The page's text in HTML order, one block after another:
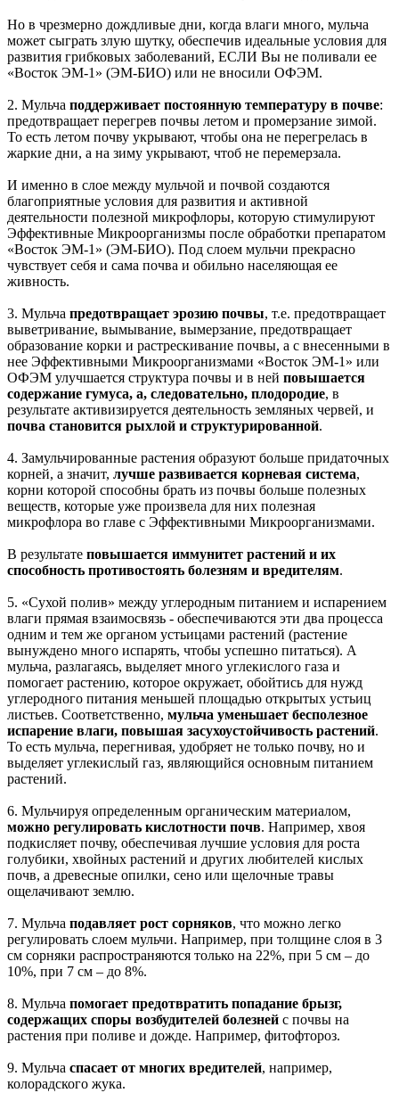
Но в чрезмерно дождливые дни, когда влаги много, мульча
может сыграть злую шутку, обеспечив идеальные условия для
развития грибковых заболеваний, ЕСЛИ Вы не поливали ее
«Восток ЭМ-1» (ЭМ-БИО) или не вносили ОФЭМ.
2. Мульча поддерживает постоянную температуру в почве:
предотвращает перегрев почвы летом и промерзание зимой.
То есть летом почву укрывают, чтобы она не перегрелась в
жаркие дни, а на зиму укрывают, чтоб не перемерзала.
И именно в слое между мульчой и почвой создаются
благоприятные условия для развития и активной
деятельности полезной микрофлоры, которую стимулируют
Эффективные Микроорганизмы после обработки препаратом
«Восток ЭМ-1» (ЭМ-БИО). Под слоем мульчи прекрасно
чувствует себя и сама почва и обильно населяющая ее
живность.
3. Мульча предотвращает эрозию почвы, т.е. предотвращает
выветривание, вымывание, вымерзание, предотвращает
образование корки и растрескивание почвы, а с внесенными в
нее Эффективными Микроорганизмами «Восток ЭМ-1» или
ОФЭМ улучшается структура почвы и в ней повышается
содержание гумуса, а, следовательно, плодородие, в
результате активизируется деятельность земляных червей, и
почва становится рыхлой и структурированной.
4. Замульчированные растения образуют больше придаточных
корней, а значит, лучше развивается корневая система,
корни которой способны брать из почвы больше полезных
веществ, которые уже произвела для них полезная
микрофлора во главе с Эффективными Микроорганизмами.
В результате повышается иммунитет растений и их
способность противостоять болезням и вредителям.
5. «Сухой полив» между углеродным питанием и испарением
влаги прямая взаимосвязь - обеспечиваются эти два процесса
одним и тем же органом устьицами растений (растение
вынуждено много испарять, чтобы успешно питаться). А
мульча, разлагаясь, выделяет много углекислого газа и
помогает растению, которое окружает, обойтись для нужд
углеродного питания меньшей площадью открытых устьиц
листьев. Соответственно, мульча уменьшает бесполезное
испарение влаги, повышая засухоустойчивость растений.
То есть мульча, перегнивая, удобряет не только почву, но и
выделяет углекислый газ, являющийся основным питанием
растений.
6. Мульчируя определенным органическим материалом,
можно регулировать кислотности почв. Например, хвоя
подкисляет почву, обеспечивая лучшие условия для роста
голубики, хвойных растений и других любителей кислых
почв, а древесные опилки, сено или щелочные травы
ощелачивают землю.
7. Мульча подавляет рост сорняков, что можно легко
регулировать слоем мульчи. Например, при толщине слоя в 3
см сорняки распространяются только на 22%, при 5 см – до
10%, при 7 см – до 8%.
8. Мульча помогает предотвратить попадание брызг,
содержащих споры возбудителей болезней с почвы на
растения при поливе и дожде. Например, фитофтороз.
9. Мульча спасает от многих вредителей, например,
колорадского жука.